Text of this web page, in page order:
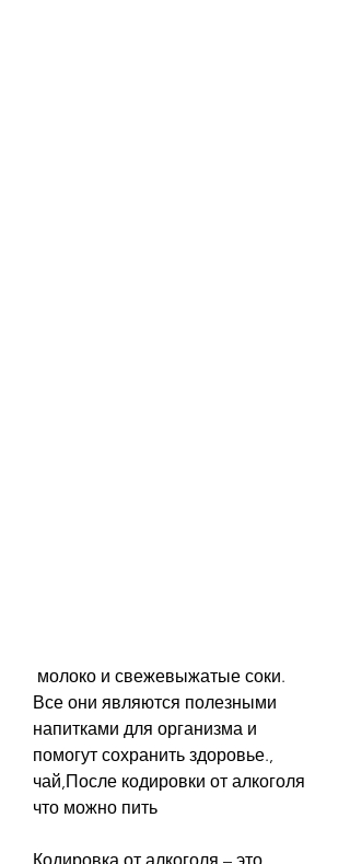
Все они являются полезными
напитками для организма и
помогут сохранить здоровье.,
чай,После кодировки от алкоголя
что можно пить
Кодировка от алкоголя – это